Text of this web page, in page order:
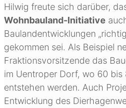
Hilwig freute sich darüber,
Wohnbauland-Initiative
Baulandentwicklungen
gekommen sei. Als Beispiel
Fraktionsvorsitzende das
im Uentroper Dorf, wo 60 bis
entstehen werden. Auch
Entwicklung des